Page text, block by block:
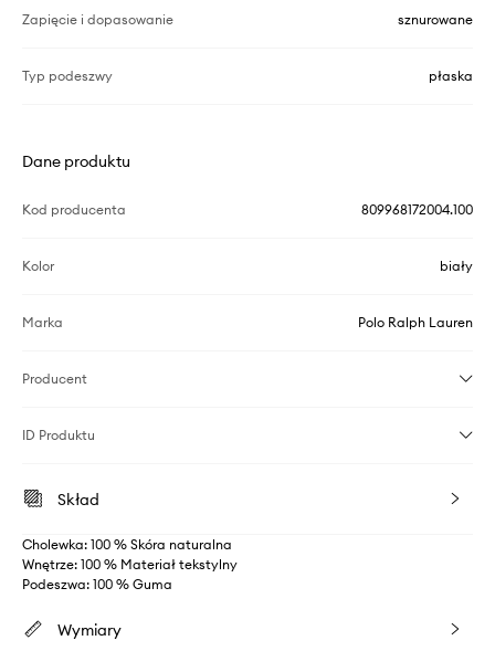
Zapięcie i dopasowanie sznurowane
Typ podeszwy płaska
Dane produktu
Kod producenta 809968172004.100
Kolor biały
Marka Polo Ralph Lauren
Producent
ID Produktu
Skład
Cholewka: 100 % Skóra naturalna
Wnętrze: 100 % Materiał tekstylny
Podeszwa: 100 % Guma
Wymiary